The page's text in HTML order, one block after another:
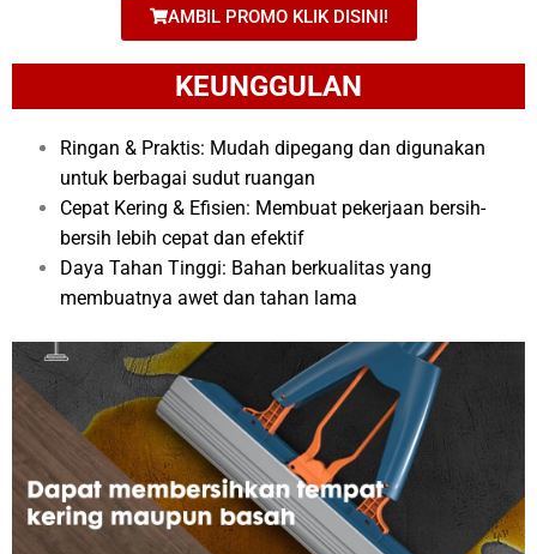
AMBIL PROMO KLIK DISINI!
KEUNGGULAN
Ringan & Praktis: Mudah dipegang dan digunakan
untuk berbagai sudut ruangan
Cepat Kering & Efisien: Membuat pekerjaan bersih-
bersih lebih cepat dan efektif
Daya Tahan Tinggi: Bahan berkualitas yang
membuatnya awet dan tahan lama